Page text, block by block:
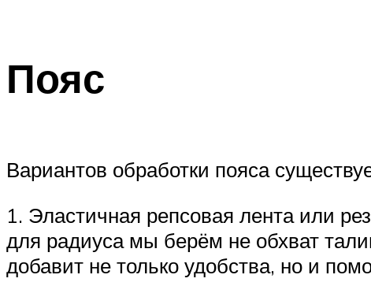
Пояс
Вариантов обработки пояса
1. Эластичная репсовая лента или
для радиуса мы берём не обхват
добавит не только удобства, но и